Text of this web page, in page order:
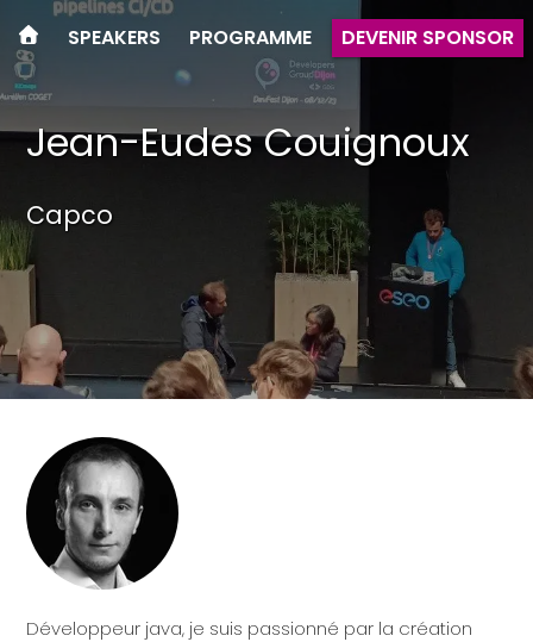
SPEAKERS PROGRAMME DEVENIR SPONSOR
Jean-Eudes Couignoux
Capco
Développeur java, je suis passionné par la création